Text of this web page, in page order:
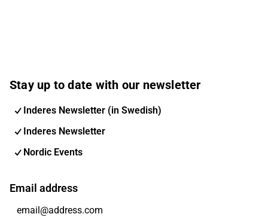
Stay up to date with our newsletter
Inderes Newsletter (in Swedish)
Inderes Newsletter
Nordic Events
Email address